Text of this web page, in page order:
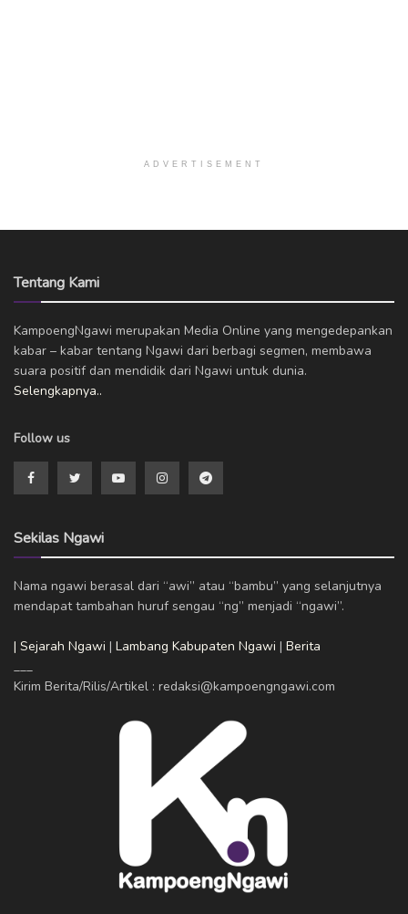
ADVERTISEMENT
Tentang Kami
KampoengNgawi merupakan Media Online yang mengedepankan
kabar – kabar tentang Ngawi dari berbagi segmen, membawa
suara positif dan mendidik dari Ngawi untuk dunia.
Selengkapnya..
Follow us
Sekilas Ngawi
Nama ngawi berasal dari “awi” atau “bambu” yang selanjutnya
mendapat tambahan huruf sengau “ng” menjadi “ngawi”.
| Sejarah Ngawi | Lambang Kabupaten Ngawi | Berita
Kirim Berita/Rilis/Artikel : redaksi@kampoengngawi.com